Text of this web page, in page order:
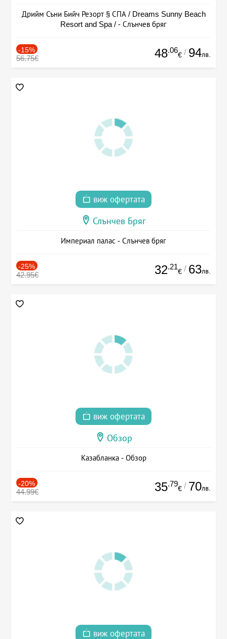
Дрийм Съни Бийч Резорт § СПА / Dreams Sunny Beach
Resort and Spa / - Слънчев бряг
-15%
56.75€ 48.06
€ / 94лв.
виж офертата
Слънчев Бряг
Империал палас - Слънчев бряг
-25%
42.95€ 32.21
€ / 63лв.
виж офертата
Обзор
Казабланка - Обзор
-20%
44.99€ 35.79
€ / 70лв.
виж офертата